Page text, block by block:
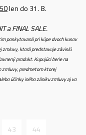
len do 31. 8.
a FINAL SALE.
poskytovaná pri kúpe dvoch kusov
zmluvy, ktorá predstavuje závislú
produkt. Kupujúci berie na
zmluvy, predmetom ktorej
účinky iného zániku zmluvy aj vo
43 44